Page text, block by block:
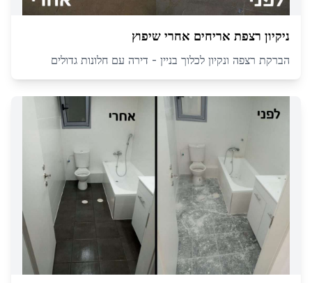
ניקיון רצפת אריחים אחרי שיפוץ
הברקת רצפה ונקיון לכלוך בניין - דירה עם חלונות גדולים